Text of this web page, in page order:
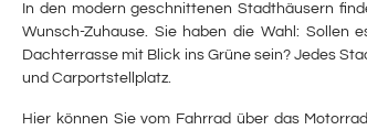
In den modern geschnittenen Stadthäusern
Wunsch-Zuhause. Sie haben die Wahl: Sollen
Dachterrasse mit Blick ins Grüne sein? Jedes
und Carportstellplatz.
Hier können Sie vom Fahrrad über das